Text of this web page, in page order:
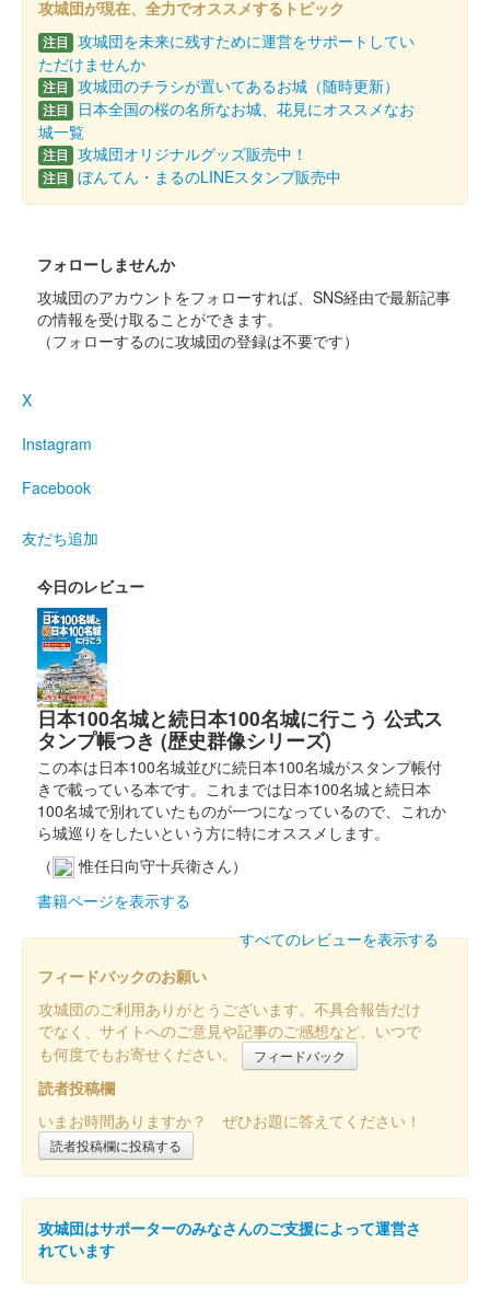
攻城団が現在、全力でオススメするトピック
注目 攻城団を未来に残すために運営をサポートしてい
ただけませんか
注目 攻城団のチラシが置いてあるお城（随時更新）
注目
日本全国の桜の名所なお城、花見にオススメなお
城一覧
注目 攻城団オリジナルグッズ販売中！
注目 ぼんてん・まるのLINEスタンプ販売中
フォローしませんか
攻城団のアカウントをフォローすれば、SNS経由で最新記事
の情報を受け取ることができます。
（フォローするのに攻城団の登録は不要です）
X
Instagram
Facebook
友だち追加
今日のレビュー
日本100名城と続日本100名城に行こう 公式ス
タンプ帳つき (歴史群像シリーズ)
この本は日本100名城並びに続日本100名城がスタンプ帳付
きで載っている本です。これまでは日本100名城と続日本
100名城で別れていたものが一つになっているので、これか
ら城巡りをしたいという方に特にオススメします。
（
惟任日向守十兵衛さん）
書籍ページを表示する
すべてのレビューを表示する
フィードバックのお願い
攻城団のご利用ありがとうございます。不具合報告だけ
でなく、サイトへのご意見や記事のご感想など、いつで
も何度でもお寄せください。
フィードバック
読者投稿欄
いまお時間ありますか？ ぜひお題に答えてください！
読者投稿欄に投稿する
攻城団はサポーターのみなさんのご支援によって運営さ
れています